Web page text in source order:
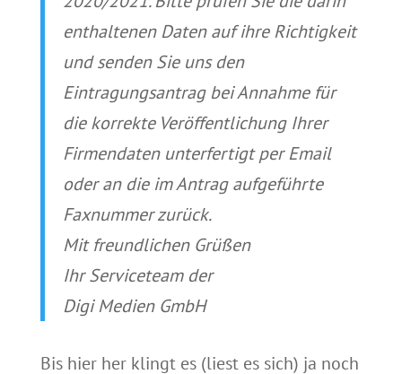
enthaltenen Daten auf ihre Richtigkeit
und senden Sie uns den
Eintragungsantrag bei Annahme für
die korrekte Veröffentlichung Ihrer
Firmendaten unterfertigt per Email
oder an die im Antrag aufgeführte
Faxnummer zurück.
Mit freundlichen Grüßen
Ihr Serviceteam der
Digi Medien GmbH
Bis hier her klingt es (liest es sich) ja noch